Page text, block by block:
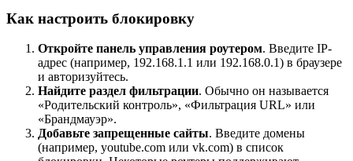
Как настроить блокировку
Откройте панель управления роутером. Введите IP-
адрес (например, 192.168.1.1 или 192.168.0.1) в браузере
и авторизуйтесь.
Найдите раздел фильтрации. Обычно он называется
«Родительский контроль», «Фильтрация URL» или
«Брандмауэр».
Добавьте запрещенные сайты. Введите домены
(например, youtube.com или vk.com) в список